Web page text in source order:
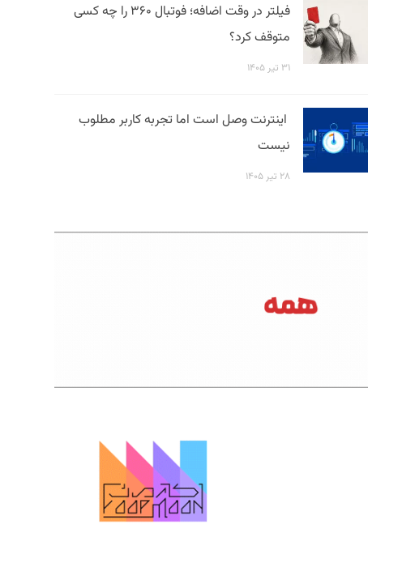
فیلتر در وقت اضافه؛ فوتبال ۳۶۰ را چه کسی
متوقف کرد؟
۳۱ تیر ۱۴۰۵
اینترنت وصل است اما تجربه کاربر مطلوب
نیست
۲۸ تیر ۱۴۰۵